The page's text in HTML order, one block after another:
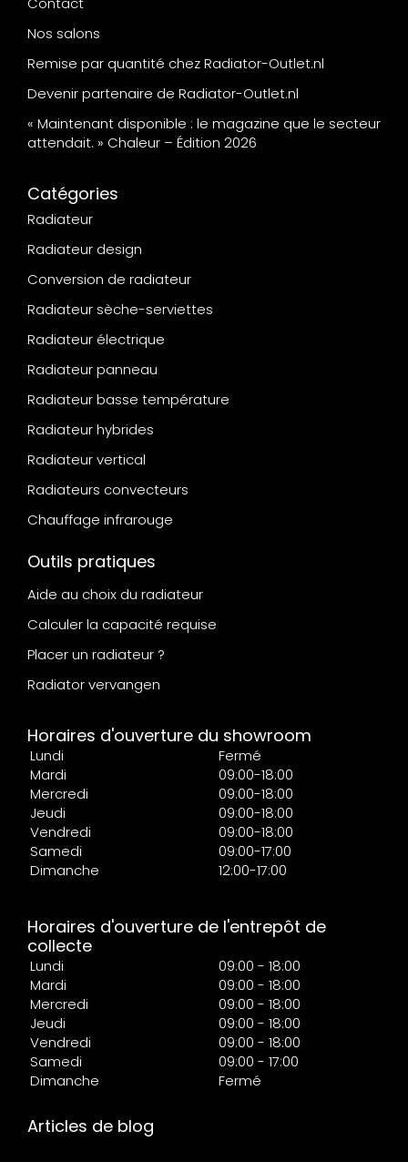
Nos salons
Remise par quantité chez Radiator-Outlet.nl
Devenir partenaire de Radiator-Outlet.nl
« Maintenant disponible : le magazine que le secteur
attendait. » Chaleur – Édition 2026
Catégories
Radiateur
Radiateur design
Conversion de radiateur
Radiateur sèche-serviettes
Radiateur électrique
Radiateur panneau
Radiateur basse température
Radiateur hybrides
Radiateur vertical
Radiateurs convecteurs
Chauffage infrarouge
Outils pratiques
Aide au choix du radiateur
Calculer la capacité requise
Placer un radiateur ?
Radiator vervangen
Horaires d'ouverture du showroom
Lundi
Fermé
Mardi
09:00-18:00
Mercredi
09:00-18:00
Jeudi
09:00-18:00
Vendredi
09:00-18:00
Samedi
09:00-17:00
Dimanche
12:00-17:00
Horaires d'ouverture de l'entrepôt de
collecte
Lundi
09:00 - 18:00
Mardi
09:00 - 18:00
Mercredi
09:00 - 18:00
Jeudi
09:00 - 18:00
Vendredi
09:00 - 18:00
Samedi
09:00 - 17:00
Dimanche
Fermé
Articles de blog